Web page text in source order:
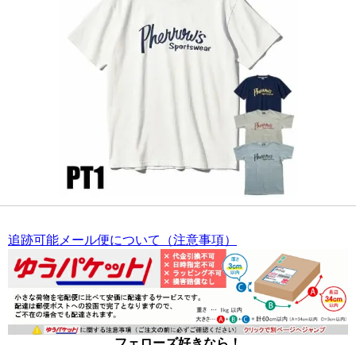
追跡可能メール便について（注意事項）